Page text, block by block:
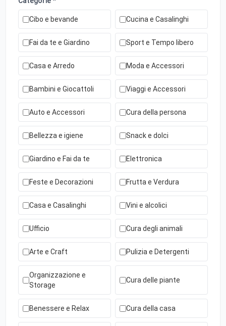
Cibo e bevande Cucina e Casalinghi
Fai da te e Giardino Sport e Tempo libero
Casa e Arredo Moda e Accessori
Bambini e Giocattoli Viaggi e Accessori
Auto e Accessori Cura della persona
Bellezza e igiene Snack e dolci
Giardino e Fai da te Elettronica
Feste e Decorazioni Frutta e Verdura
Casa e Casalinghi Vini e alcolici
Ufficio Cura degli animali
Arte e Craft Pulizia e Detergenti
Organizzazione e
Storage
Cura delle piante
Benessere e Relax Cura della casa